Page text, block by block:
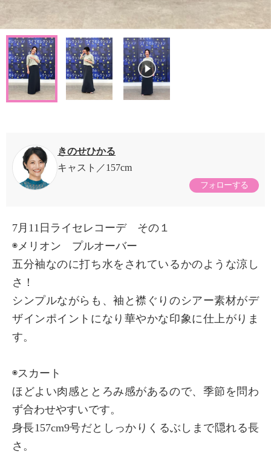
きのせひかる
キャスト
157cm
フォローする
7月11日ライセレコーデ その１
◉メリオン プルオーバー
五分袖なのに打ち水をされているかのような涼し
さ！
シンプルながらも、袖と襟ぐりのシアー素材がデ
ザインポイントになり華やかな印象に仕上がりま
す。
◉スカート
ほどよい肉感ととろみ感があるので、季節を問わ
ず合わせやすいです。
身長157cm9号だとしっかりくるぶしまで隠れる長
さ。